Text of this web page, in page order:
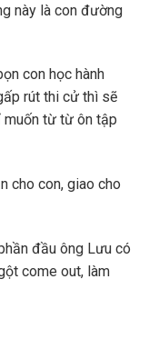
này là con đường
con học hành
rút thi cử thì sẽ
muốn từ từ ôn tập
cho con, giao cho
đầu ông Lưu có
come out, làm